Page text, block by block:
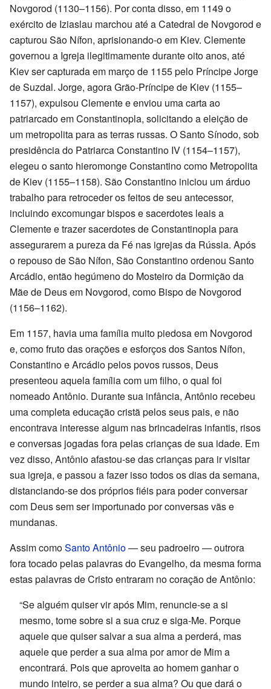
Novgorod (1130–1156). Por conta disso, em 1149 o
exército de Iziaslau marchou até a Catedral de Novgorod e
capturou São Nífon, aprisionando-o em Kiev. Clemente
governou a Igreja ilegitimamente durante oito anos, até
Kiev ser capturada em março de 1155 pelo Príncipe Jorge
de Suzdal. Jorge, agora Grão-Príncipe de Kiev (1155–
1157), expulsou Clemente e enviou uma carta ao
patriarcado em Constantinopla, solicitando a eleição de
um metropolita para as terras russas. O Santo Sínodo, sob
presidência do Patriarca Constantino IV (1154–1157),
elegeu o santo hieromonge Constantino como Metropolita
de Kiev (1155–1158). São Constantino iniciou um árduo
trabalho para retroceder os feitos de seu antecessor,
incluindo excomungar bispos e sacerdotes leais a
Clemente e trazer sacerdotes de Constantinopla para
assegurarem a pureza da Fé nas igrejas da Rússia. Após
o repouso de São Nífon, São Constantino ordenou Santo
Arcádio, então hegúmeno do Mosteiro da Dormição da
Mãe de Deus em Novgorod, como Bispo de Novgorod
(1156–1162).
Em 1157, havia uma família muito piedosa em Novgorod
e, como fruto das orações e esforços dos Santos Nífon,
Constantino e Arcádio pelos povos russos, Deus
presenteou aquela família com um filho, o qual foi
nomeado Antônio. Durante sua infância, Antônio recebeu
uma completa educação cristã pelos seus pais, e não
encontrava interesse algum nas brincadeiras infantis, risos
e conversas jogadas fora pelas crianças de sua idade. Em
vez disso, Antônio afastou-se das crianças para ir visitar
sua igreja, e passou a fazer isso todos os dias da semana,
distanciando-se dos próprios fiéis para poder conversar
com Deus sem ser importunado por conversas vãs e
mundanas.
Assim comoSanto Antônio— seu padroeiro — outrora
fora tocado pelas palavras do Evangelho, da mesma forma
estas palavras de Cristo entraram no coração de Antônio:
“Se alguém quiser vir após Mim, renuncie-se a si
mesmo, tome sobre si a sua cruz e siga-Me. Porque
aquele que quiser salvar a sua alma a perderá, mas
aquele que perder a sua alma por amor de Mim a
encontrará. Pois que aproveita ao homem ganhar o
mundo inteiro, se perder a sua alma? Ou que dará o